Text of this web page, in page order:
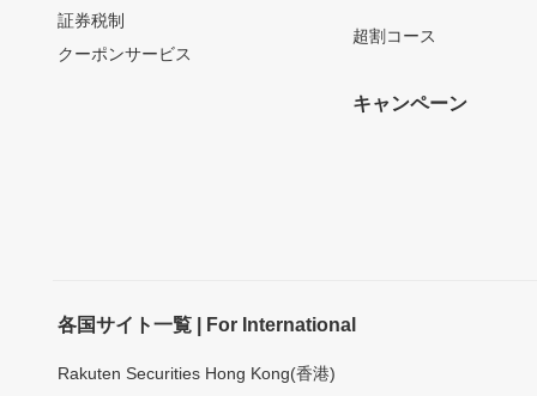
証券税制
クーポンサービス
超割コース
キャンペーン
各国サイト一覧 | For International
Rakuten Securities Hong Kong(香港)